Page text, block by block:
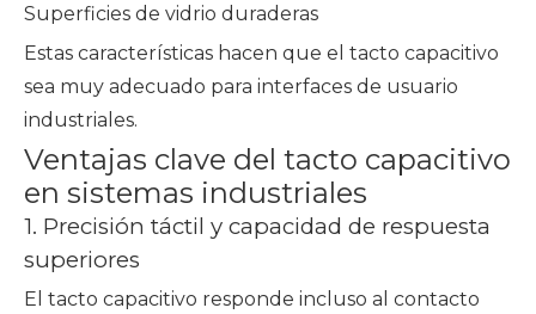
Superficies de vidrio duraderas
Estas características hacen que el tacto capacitivo
sea muy adecuado para interfaces de usuario
industriales.
Ventajas clave del tacto capacitivo
en sistemas industriales
1. Precisión táctil y capacidad de respuesta
superiores
El tacto capacitivo responde incluso al contacto